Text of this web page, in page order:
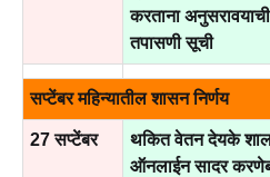
करताना अनुसरावयाची
तपासणी सूची
सप्टेंबर महिन्यातील शासन निर्णय
27 सप्टेंबर
थकित वेतन देयके
ऑनलाईन सादर